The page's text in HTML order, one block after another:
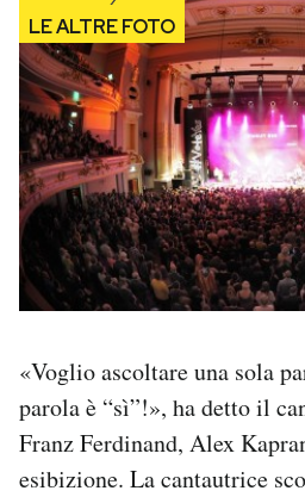
«Voglio ascoltare una sola
parola è “sì”!», ha detto il
Franz Ferdinand, Alex
esibizione. La cantautrice